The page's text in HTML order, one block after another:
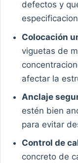
defectos y
Colocación
viguetas de
afectar la
Anclaje
estén bien
para evitar
Control de
concreto de